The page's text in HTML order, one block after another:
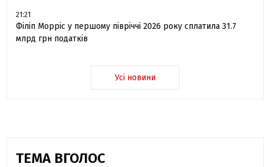
21:21
Філіп Морріс у першому півріччі 2026 року сплатила 31.7
млрд грн податків
Усі новини
ТЕМА ВГОЛОС